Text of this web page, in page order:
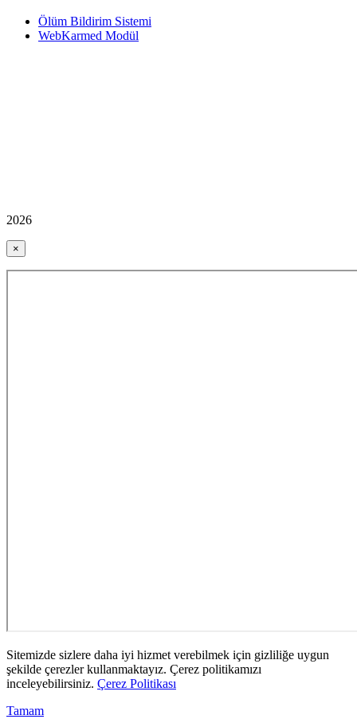
Ölüm Bildirim Sistemi
WebKarmed Modül
2026
×
Sitemizde sizlere daha iyi hizmet verebilmek için gizliliğe uygun
şekilde çerezler kullanmaktayız. Çerez politikamızı
inceleyebilirsiniz. Çerez Politikası
Tamam